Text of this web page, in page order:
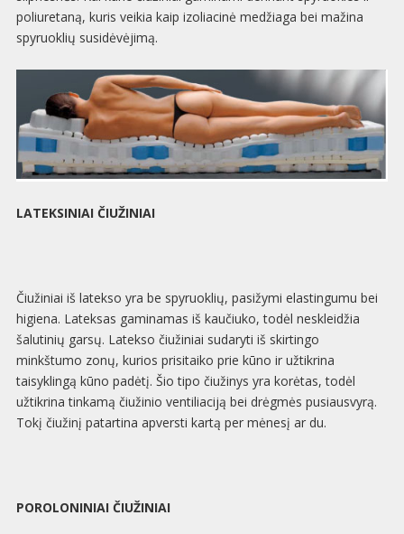
poliuretaną, kuris veikia kaip izoliacinė medžiaga bei mažina
spyruoklių susidėvėjimą.
LATEKSINIAI ČIUŽINIAI
Čiužiniai iš latekso yra be spyruoklių, pasižymi elastingumu bei
higiena. Lateksas gaminamas iš kaučiuko, todėl neskleidžia
šalutinių garsų. Latekso čiužiniai sudaryti iš skirtingo
minkštumo zonų, kurios prisitaiko prie kūno ir užtikrina
taisyklingą kūno padėtį. Šio tipo čiužinys yra korėtas, todėl
užtikrina tinkamą čiužinio ventiliaciją bei drėgmės pusiausvyrą.
Tokį čiužinį patartina apversti kartą per mėnesį ar du.
POROLONINIAI ČIUŽINIAI